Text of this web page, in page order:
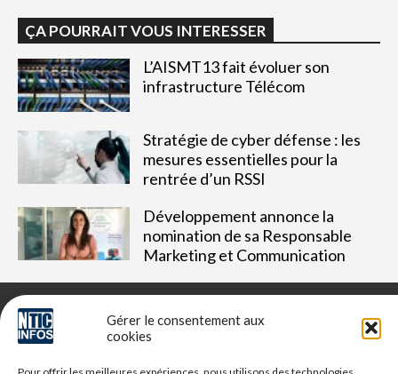
Gérer le consentement aux
cookies
ÇA POURRAIT VOUS INTERESSER
L’AISMT13 fait évoluer son
infrastructure Télécom
Stratégie de cyber défense : les
mesures essentielles pour la
rentrée d’un RSSI
Développement annonce la
nomination de sa Responsable
Marketing et Communication